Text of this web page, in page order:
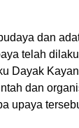
dan
telah
Dayak
dan
upaya